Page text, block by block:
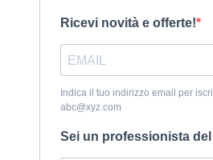
Ricevi novità e offerte!
Indica il tuo indirizzo email per
abc@xyz.com
Sei un professionista